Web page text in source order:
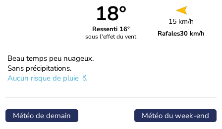
18°
Ressenti 16°
sous l'effet du vent
15 km/h
Rafales30 km/h
Beau temps peu nuageux.
Sans précipitations.
Aucun risque de pluie
Météo de demain Météo du week-end